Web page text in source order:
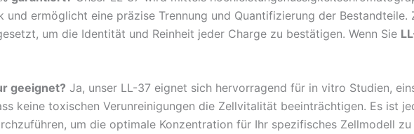
ermöglicht eine präzise Trennung und Quantifizierung der
um die Identität und Reinheit jeder Charge zu bestätigen. Wenn Sie
geeignet? Ja, unser LL-37 eignet sich hervorragend für in vitro Studien,
keine toxischen Verunreinigungen die Zellvitalität beeinträchtigen. Es ist
um die optimale Konzentration für Ihr spezifisches Zellmodell